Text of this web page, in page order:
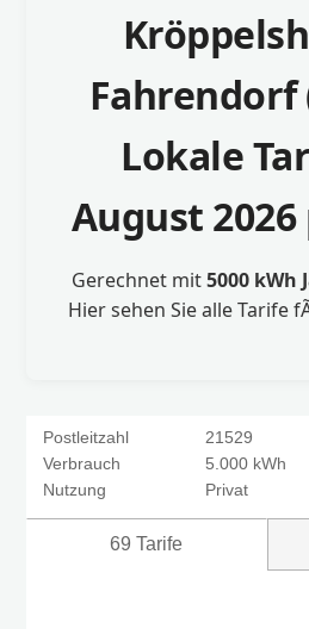
Fahrendorf
Lokale
August
Gerechnet mit5000 kWh
Hier sehen Sie alle Tarife